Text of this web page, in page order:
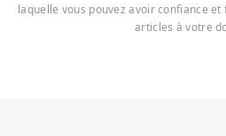
laquelle vous pouvez avoir confiance
articles à votre